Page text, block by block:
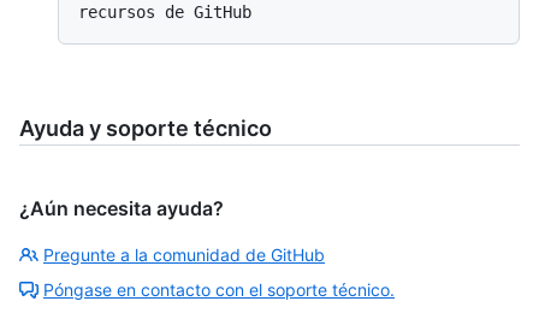
Ayuda y soporte técnico
¿Aún necesita ayuda?
Pregunte a la comunidad de GitHub
Póngase en contacto con el soporte técnico.